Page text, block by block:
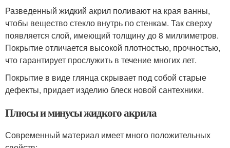
Разведенный жидкий акрил поливают на края ванны,
чтобы вещество стекло внутрь по стенкам. Так сверху
появляется слой, имеющий толщину до 8 миллиметров.
Покрытие отличается высокой плотностью, прочностью,
что гарантирует прослужить в течение многих лет.
Покрытие в виде глянца скрывает под собой старые
дефекты, придает изделию блеск новой сантехники.
Плюсы и минусы жидкого акрила
Современный материал имеет много положительных